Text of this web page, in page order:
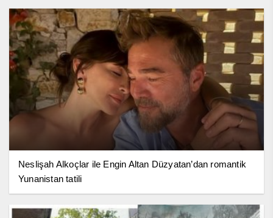
Neslişah Alkoçlar ile Engin Altan Düzyatan’dan romantik
Yunanistan tatili